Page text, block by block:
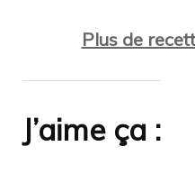
Plus de
J’aime ça :